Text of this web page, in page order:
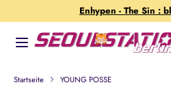
zum
Inhalt
Enhypen - The Sin :
Wonach
suchst
suchst
Startseite YOUNG POSSE